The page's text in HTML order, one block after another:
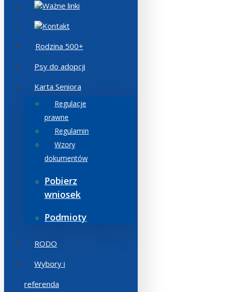
Ważne linki
Kontakt
Rodzina 500+
Psy do adopcji
Karta Seniora
Regulacje
prawne
Regulamin
Wzory
dokumentów
Pobierz
wniosek
Podmioty
RODO
Wybory i
referenda